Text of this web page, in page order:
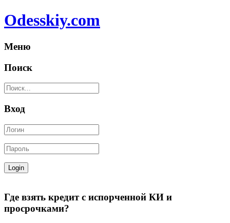
Odesskiy.com
Меню
Поиск
Вход
Где взять кредит с испорченной КИ и
просрочками?